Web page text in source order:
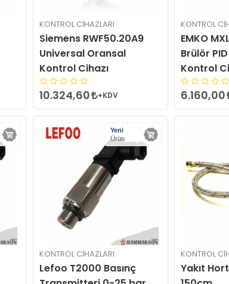
KONTROL CIHAZLARI
Siemens RWF50.20A9
Universal Oransal
Kontrol Cihazı
10.324,60 +KDV
KONTROL
EMKO
Brülör
Kontrol
6.160,00
Yeni
Ürün
KONTROL CIHAZLARI
Lefoo T2000 Basınç
KONTROL
Yakıt